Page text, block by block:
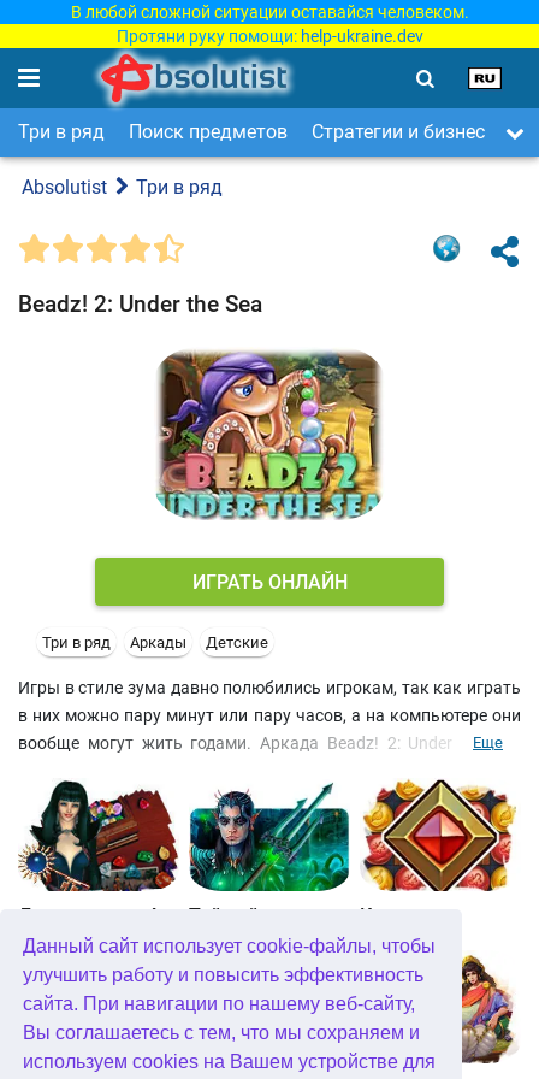
Данный сайт использует cookie-файлы, чтобы
улучшить работу и повысить эффективность
сайта. При навигации по нашему веб-сайту,
Вы соглашаетесь с тем, что мы сохраняем и
используем cookies на Вашем устройстве для
В любой сложной ситуации оставайся человеком.
Протяни руку помощи: help-ukraine.dev
Три в ряд Поиск предметов Стратегии и бизнес
Absolutist Три в ряд
Beadz! 2: Under the Sea
ИГРАТЬ ОНЛАЙН
Три в ряд Аркады Детские
Игры в стиле зума давно полюбились игрокам, так как играть
в них можно пару минут или пару часов, а на компьютере они
вообще могут жить годами. Аркада Beadz! 2: Under the Sea
жемчужины на дне морском. Ваша задача - не позволить
бусинкам спрятаться в раковинах. После каждых трех
результативных ходов на поле появляется бонус. Скорее
сбейте его, а иначе он можт исчезнуть. Эта бесплатная игра в
стиле шарики понравится как взрослым, так и детям.
Еще
Джевел матч 4 Квадриум